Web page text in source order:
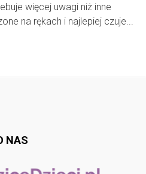
więcej uwagi niż inne
na rękach i najlepiej czuje...
NAS